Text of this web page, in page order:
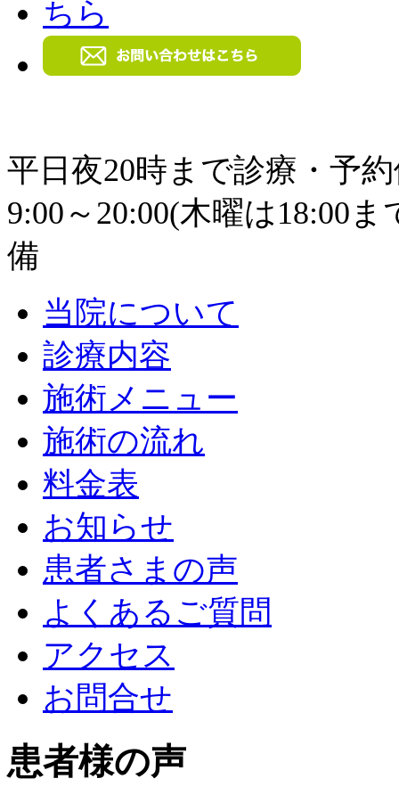
平日夜20時まで診療・予
9:00～20:00(木曜は18:00
備
当院について
診療内容
施術メニュー
施術の流れ
料金表
お知らせ
患者さまの声
よくあるご質問
アクセス
お問合せ
患者様の声